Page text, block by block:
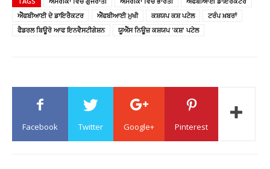
ਐੱਫਬੀਆਈ ਦੇ ਡਾਇਰੈਕਟਰ
ਐੱਫਬੀਆਈ ਮੁਖੀ ਕਸ਼ਯਪ ਕਸ਼ ਪਟੇਲ
ਟਰੰਪ ਖ਼ਬਰਾਂ
ਫੈਡਰਲ ਬਿਊਰੋ ਆਫ ਇਨਵੈਸਟੀਗੇਸ਼ਨ
ਯੂਐੱਸ ਨਿਊਜ਼ ਕਸ਼ਯਪ 'ਕਸ਼' ਪਟੇਲ
Facebook Twitter Google+ Pinterest